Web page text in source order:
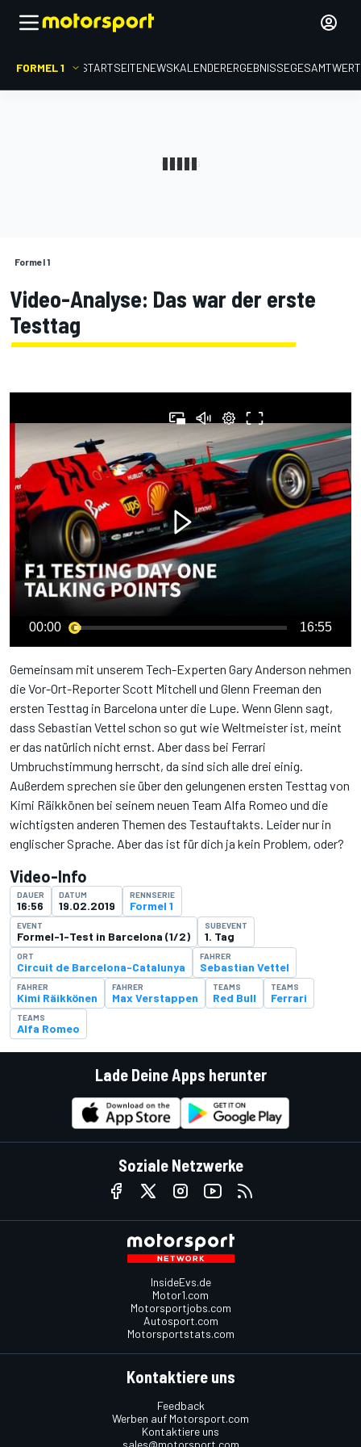
FORMEL 1 STARTSEITENEWSKALENDERERGEBNISSE
Formel 1
Video-Analyse: Das war der erste
Testtag
00:00 16:55
Gemeinsam mit unserem Tech-Experten Gary Anderson nehmen
die Vor-Ort-Reporter Scott Mitchell und Glenn Freeman den
ersten Testtag in Barcelona unter die Lupe. Wenn Glenn sagt,
dass Sebastian Vettel schon so gut wie Weltmeister ist, meint
er das natürlich nicht ernst. Aber dass bei Ferrari
Umbruchstimmung herrscht, da sind sich alle drei einig.
Außerdem sprechen sie über den gelungenen ersten Testtag von
Kimi Räikkönen bei seinem neuen Team Alfa Romeo und die
wichtigsten anderen Themen des Testauftakts. Leider nur in
englischer Sprache. Aber das ist für dich ja kein Problem, oder?
Video-Info
DAUER
16:56
DATUM
19.02.2019
RENNSERIE
Formel 1
EVENT
Formel-1-Test in Barcelona (1/2)
SUBEVENT
1. Tag
ORT
Circuit de Barcelona-Catalunya
FAHRER
Sebastian Vettel
FAHRER
Kimi Räikkönen
FAHRER
Max Verstappen
TEAMS
Red Bull
TEAMS
Ferrari
TEAMS
Alfa Romeo
Lade Deine Apps herunter
Soziale Netzwerke
InsideEvs.de
Motor1.com
Motorsportjobs.com
Autosport.com
Motorsportstats.com
Kontaktiere uns
Feedback
Werben auf Motorsport.com
Kontaktiere uns